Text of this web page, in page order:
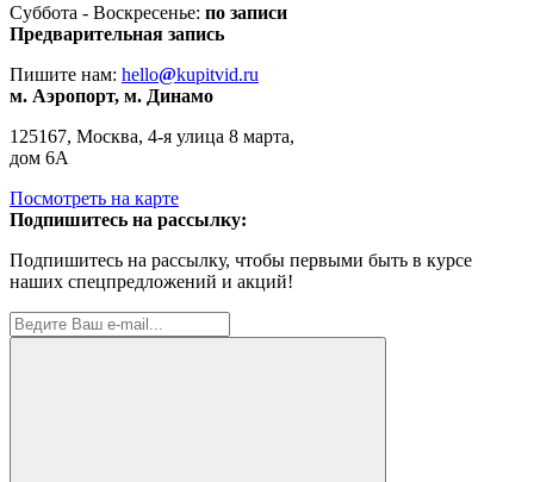
Суббота - Воскресенье: по записи
Предварительная запись
Пишите нам: hello@kupitvid.ru
м. Аэропорт, м. Динамо
125167, Москва, 4-я улица 8 марта,
дом 6А
Посмотреть на карте
Подпишитесь на рассылку:
Подпишитесь на рассылку, чтобы первыми быть в курсе
наших спецпредложений и акций!